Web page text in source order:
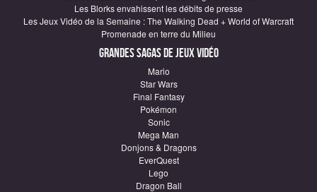
Les Blorks envahissent les débits de presse
Les Jeux Vidéo de la Semaine : The Walking Dead + World of Warcraft
Promenade en terre du Milieu
Grandes sagas de Jeux vidéo
Mario
Star Wars
Final Fantasy
Pokémon
Sonic
Mega Man
Donjons & Dragons
EverQuest
Lego
Dragon Ball